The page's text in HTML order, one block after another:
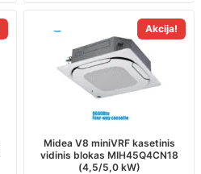
Akcija!
Midea V8 miniVRF kasetinis
vidinis blokas MIH45Q4CN18
(4,5/5,0 kW)